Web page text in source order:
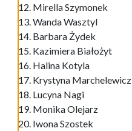
12. Mirella Szymonek
13. Wanda Wasztyl
14. Barbara Żydek
15. Kazimiera Białożyt
16. Halina Kotyla
17. Krystyna Marchelewicz
18. Lucyna Nagi
19. Monika Olejarz
20. Iwona Szostek